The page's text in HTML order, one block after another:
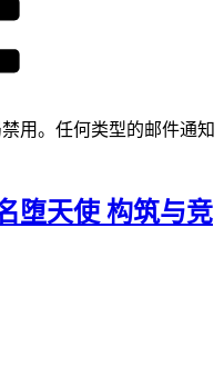
用。任何类型的邮件通知
堕天使 构筑与竞